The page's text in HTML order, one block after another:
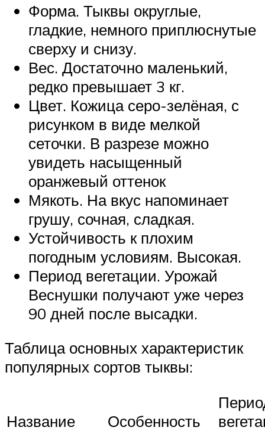
Форма. Тыквы округлые,
гладкие, немного приплюснутые
сверху и снизу.
Вес. Достаточно маленький,
редко превышает 3 кг.
Цвет. Кожица серо-зелёная, с
рисунком в виде мелкой
сеточки. В разрезе можно
увидеть насыщенный
оранжевый оттенок
Мякоть. На вкус напоминает
грушу, сочная, сладкая.
Устойчивость к плохим
погодным условиям. Высокая.
Период вегетации. Урожай
Веснушки получают уже через
90 дней после высадки.
Таблица основных характеристик
популярных сортов тыквы:
Название Особенность